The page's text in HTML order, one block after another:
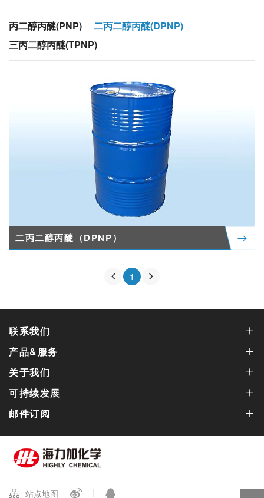
丙二醇丙醚(PNP)
二丙二醇丙醚(DPNP)
三丙二醇丙醚(TPNP)
二丙二醇丙醚（DPNP）
1
联系我们
产品&服务
关于我们
可持续发展
邮件订阅
站点地图